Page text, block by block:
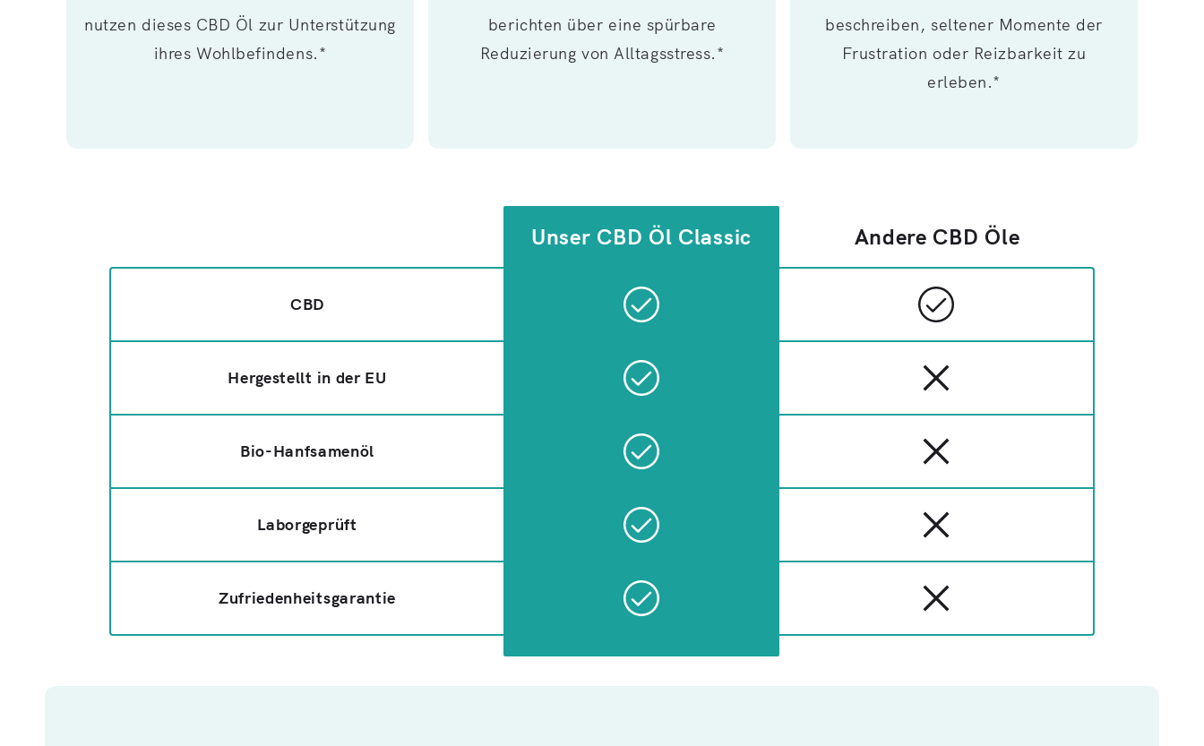
nutzen dieses CBD Öl zur Unterstützung
ihres Wohlbefindens.*
berichten über eine spürbare
Reduzierung von Alltagsstress.*
beschreiben, seltener Momente der
Frustration oder Reizbarkeit zu
erleben.*
Unser CBD Öl Classic Andere CBD Öle
CBD
Hergestellt in der EU
Bio-Hanfsamenöl
Laborgeprüft
Zufriedenheitsgarantie